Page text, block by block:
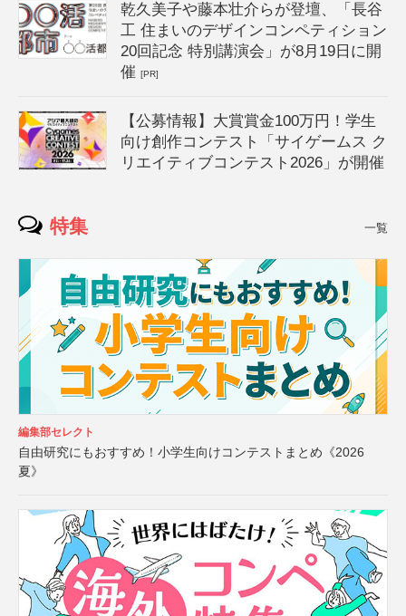
乾久美子や藤本壮介らが登壇、「長谷
工 住まいのデザインコンペティション
20回記念 特別講演会」が8月19日に開
催[PR]
【公募情報】大賞賞金100万円！学生
向け創作コンテスト「サイゲームス ク
リエイティブコンテスト2026」が開催
特集 一覧
編集部セレクト
自由研究にもおすすめ！小学生向けコンテストまとめ《2026
夏》